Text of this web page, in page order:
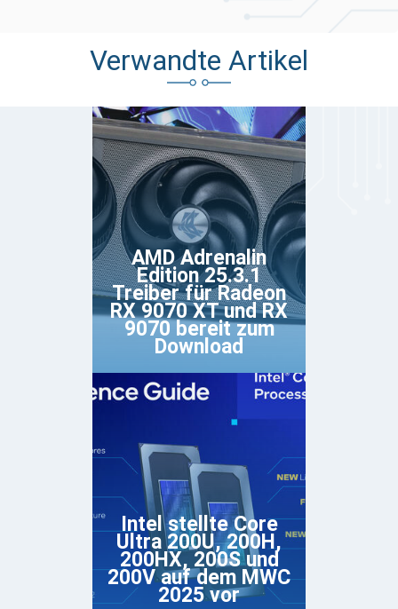
Verwandte Artikel
AMD Adrenalin
Edition 25.3.1
Treiber für Radeon
RX 9070 XT und RX
9070 bereit zum
Download
Intel stellte Core
Ultra 200U, 200H,
200HX, 200S und
200V auf dem MWC
2025 vor